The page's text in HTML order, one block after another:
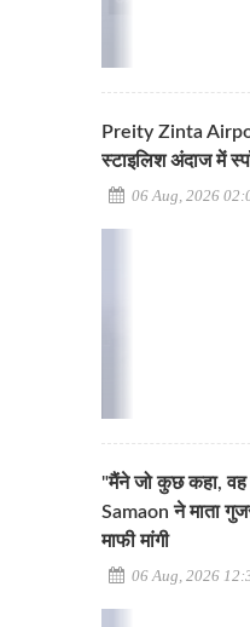
Preity Zinta
स्टाइलिश अंदाज में
06 Aug, 2026
"मैंने जो कुछ कहा, वह
Samaon ने माता
माफी मांगी
06 Aug, 2026